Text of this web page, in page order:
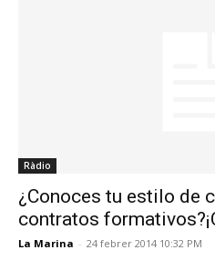
Ràdio
¿Conoces tu estilo de
contratos
La Marina - 24 febrer 2014 10:32 PM